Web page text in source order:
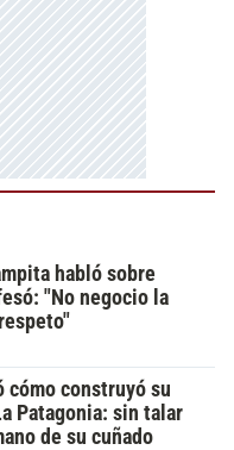
habló sobre
"No negocio la
cómo construyó su
Patagonia: sin talar
de su cuñado